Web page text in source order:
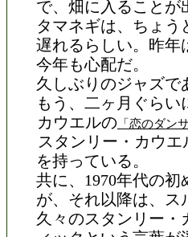
で、畑に入ることが
タマネギは、ちょ
遅れるらしい。昨年
今年も心配だ。
久しぶりのジャズで
もう、二ヶ月ぐら
カウエルの 「恋のダン
スタンリー・カウエ
を持っている。
共に、1970年代の
が、それ以降は、ス
久々のスタンリー・